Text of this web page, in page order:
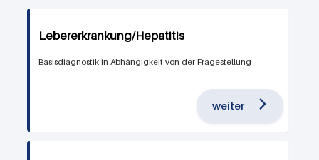
Lebererkrankung/Hepatitis
Basisdiagnostik in Abhängigkeit von der Fragestellung
weiter